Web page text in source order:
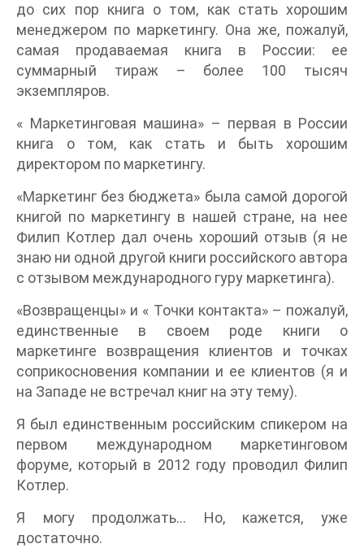
до сих пор книга о том, как стать хорошим
менеджером по маркетингу. Она же, пожалуй,
самая продаваемая книга в России: ее
суммарный тираж – более 100 тысяч
экземпляров.
« Маркетинговая машина» – первая в России
книга о том, как стать и быть хорошим
директором по маркетингу.
«Маркетинг без бюджета» была самой дорогой
книгой по маркетингу в нашей стране, на нее
Филип Котлер дал очень хороший отзыв (я не
знаю ни одной другой книги российского автора
с отзывом международного гуру маркетинга).
«Возвращенцы» и « Точки контакта» – пожалуй,
единственные в своем роде книги о
маркетинге возвращения клиентов и точках
соприкосновения компании и ее клиентов (я и
на Западе не встречал книг на эту тему).
Я был единственным российским спикером на
первом международном маркетинговом
форуме, который в 2012 году проводил Филип
Котлер.
Я могу продолжать… Но, кажется, уже
достаточно.